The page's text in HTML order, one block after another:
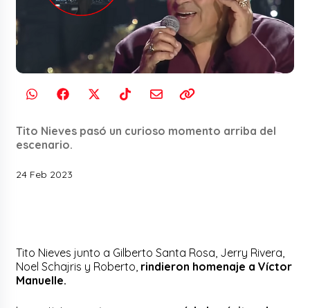
Tito Nieves pasó un curioso momento arriba del
escenario.
24 Feb 2023
Tito Nieves junto a Gilberto Santa Rosa, Jerry Rivera,
Noel Schajris y Roberto, rindieron homenaje a Víctor
Manuelle.